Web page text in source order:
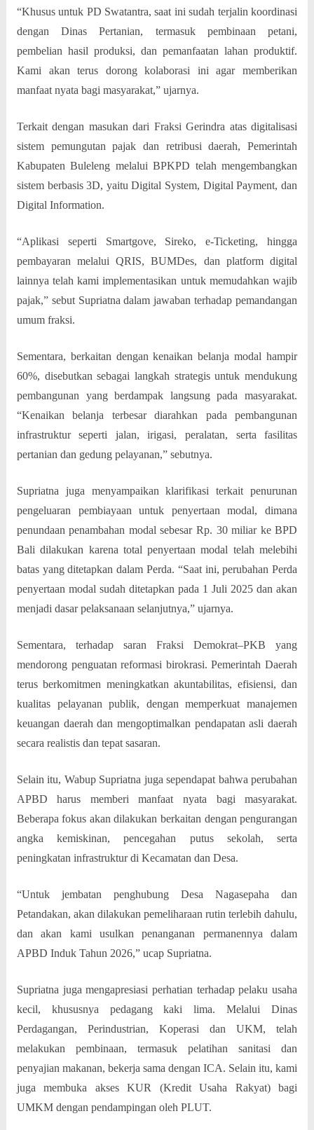
“Khusus untuk PD Swatantra, saat ini sudah terjalin koordinasi
dengan Dinas Pertanian, termasuk pembinaan petani,
pembelian hasil produksi, dan pemanfaatan lahan produktif.
Kami akan terus dorong kolaborasi ini agar memberikan
manfaat nyata bagi masyarakat,” ujarnya.
Terkait dengan masukan dari Fraksi Gerindra atas digitalisasi
sistem pemungutan pajak dan retribusi daerah, Pemerintah
Kabupaten Buleleng melalui BPKPD telah mengembangkan
sistem berbasis 3D, yaitu Digital System, Digital Payment, dan
Digital Information.
“Aplikasi seperti Smartgove, Sireko, e-Ticketing, hingga
pembayaran melalui QRIS, BUMDes, dan platform digital
lainnya telah kami implementasikan untuk memudahkan wajib
pajak,” sebut Supriatna dalam jawaban terhadap pemandangan
umum fraksi.
Sementara, berkaitan dengan kenaikan belanja modal hampir
60%, disebutkan sebagai langkah strategis untuk mendukung
pembangunan yang berdampak langsung pada masyarakat.
“Kenaikan belanja terbesar diarahkan pada pembangunan
infrastruktur seperti jalan, irigasi, peralatan, serta fasilitas
pertanian dan gedung pelayanan,” sebutnya.
Supriatna juga menyampaikan klarifikasi terkait penurunan
pengeluaran pembiayaan untuk penyertaan modal, dimana
penundaan penambahan modal sebesar Rp. 30 miliar ke BPD
Bali dilakukan karena total penyertaan modal telah melebihi
batas yang ditetapkan dalam Perda. “Saat ini, perubahan Perda
penyertaan modal sudah ditetapkan pada 1 Juli 2025 dan akan
menjadi dasar pelaksanaan selanjutnya,” ujarnya.
Sementara, terhadap saran Fraksi Demokrat–PKB yang
mendorong penguatan reformasi birokrasi. Pemerintah Daerah
terus berkomitmen meningkatkan akuntabilitas, efisiensi, dan
kualitas pelayanan publik, dengan memperkuat manajemen
keuangan daerah dan mengoptimalkan pendapatan asli daerah
secara realistis dan tepat sasaran.
Selain itu, Wabup Supriatna juga sependapat bahwa perubahan
APBD harus memberi manfaat nyata bagi masyarakat.
Beberapa fokus akan dilakukan berkaitan dengan pengurangan
angka kemiskinan, pencegahan putus sekolah, serta
peningkatan infrastruktur di Kecamatan dan Desa.
“Untuk jembatan penghubung Desa Nagasepaha dan
Petandakan, akan dilakukan pemeliharaan rutin terlebih dahulu,
dan akan kami usulkan penanganan permanennya dalam
APBD Induk Tahun 2026,” ucap Supriatna.
Supriatna juga mengapresiasi perhatian terhadap pelaku usaha
kecil, khususnya pedagang kaki lima. Melalui Dinas
Perdagangan, Perindustrian, Koperasi dan UKM, telah
melakukan pembinaan, termasuk pelatihan sanitasi dan
penyajian makanan, bekerja sama dengan ICA. Selain itu, kami
juga membuka akses KUR (Kredit Usaha Rakyat) bagi
UMKM dengan pendampingan oleh PLUT.